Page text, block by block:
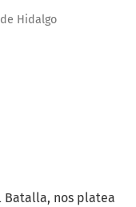
Hidalgo
Batalla, nos platea